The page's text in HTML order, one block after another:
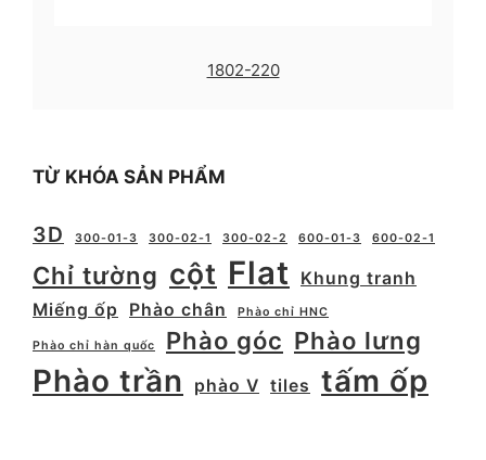
1802-220
TỪ KHÓA SẢN PHẨM
3D 300-01-3 300-02-1 300-02-2 600-01-3 600-02-1
Chỉ tường cột Flat
Khung tranh
Miếng ốp
Phào chân Phào chỉ HNC
Phào chỉ hàn quốc Phào góc Phào lưng
Phào trần phào V tiles tấm ốp